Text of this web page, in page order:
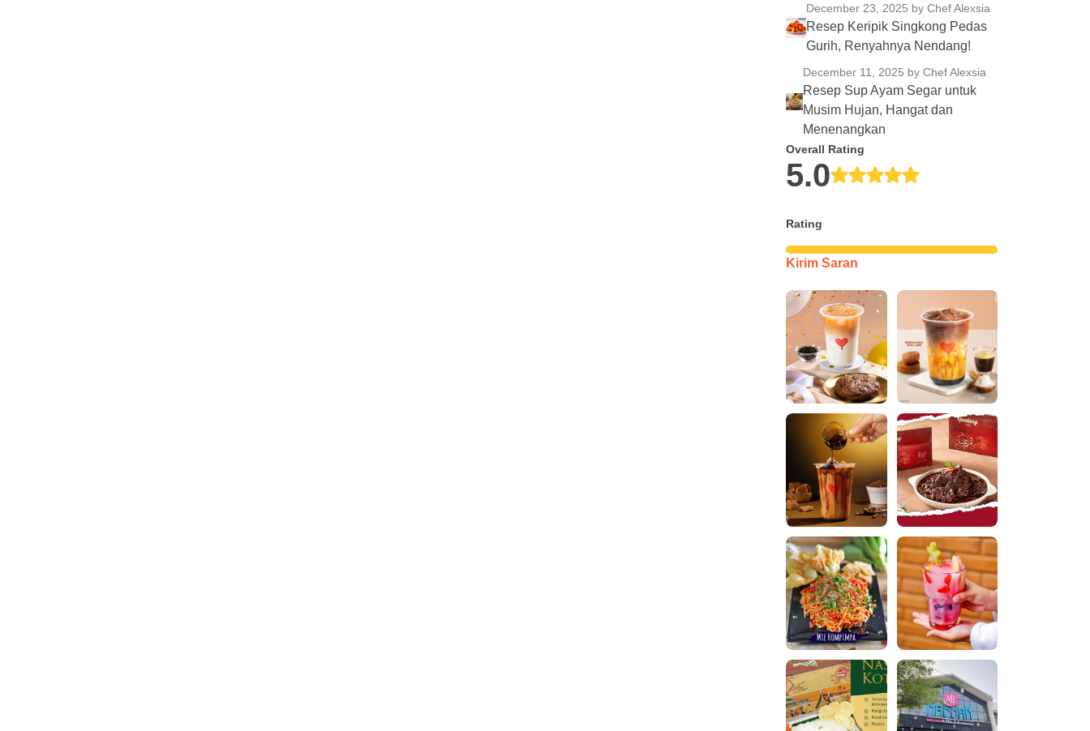
December 23, 2025 by Chef Alexsia
Resep Keripik Singkong Pedas
Gurih, Renyahnya Nendang!
December 11, 2025 by Chef Alexsia
Resep Sup Ayam Segar untuk
Musim Hujan, Hangat dan
Menenangkan
Overall Rating
5.0
Rating
Kirim Saran